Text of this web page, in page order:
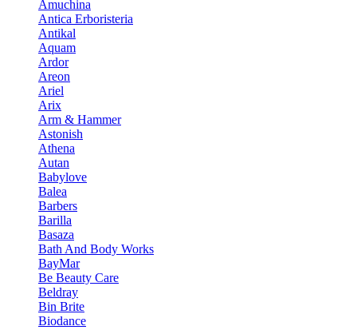
Amuchina
Antica Erboristeria
Antikal
Aquam
Ardor
Areon
Ariel
Arix
Arm & Hammer
Astonish
Athena
Autan
Babylove
Balea
Barbers
Barilla
Basaza
Bath And Body Works
BayMar
Be Beauty Care
Beldray
Bin Brite
Biodance